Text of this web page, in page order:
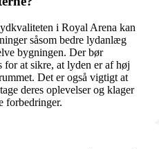
i Royal Arena kan
såsom bedre lydanlæg
bygningen. Der bør
for at sikre, at lyden er af høj
Det er også vigtigt at
deres oplevelser og klager
forbedringer.